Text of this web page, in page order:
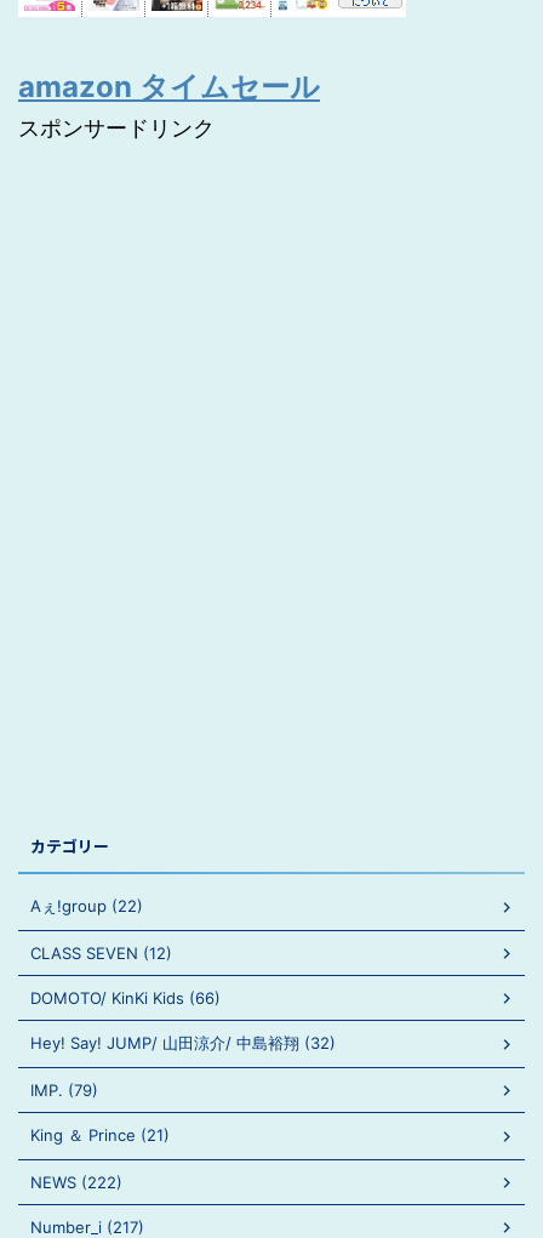
amazon タイムセール
スポンサードリンク
カテゴリー
Aぇ!group (22)
CLASS SEVEN (12)
DOMOTO/ KinKi Kids (66)
Hey! Say! JUMP/ 山田涼介/ 中島裕翔 (32)
IMP. (79)
King ＆ Prince (21)
NEWS (222)
Number_i (217)